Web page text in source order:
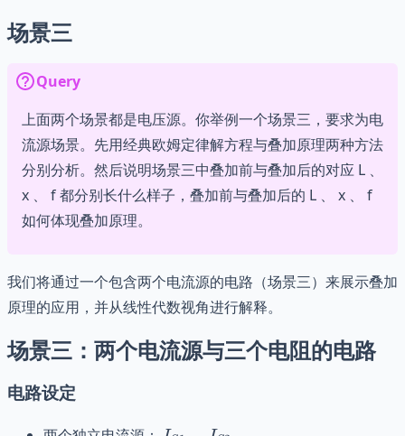
场景三
Query
上面两个场景都是电压源。你举例一个场景三，要求为电
流源场景。先用经典欧姆定律解方程与叠加原理两种方法
分别分析。然后说明场景三中叠加前与叠加后的对应 L 、
x 、 f 都分别长什么样子，叠加前与叠加后的 L 、 x 、 f
如何体现叠加原理。
我们将通过一个包含两个电流源的电路（场景三）来展示叠加
原理的应用，并从线性代数视角进行解释。
场景三：两个电流源与三个电阻的电路
电路设定